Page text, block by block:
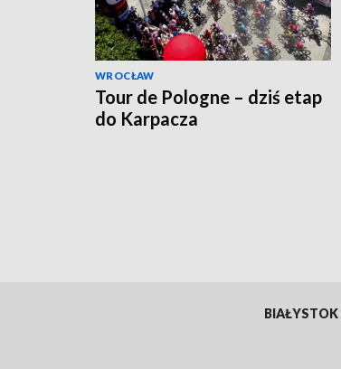
WROCŁAW
Tour de Pologne – dziś etap
do Karpacza
BIAŁYSTOK